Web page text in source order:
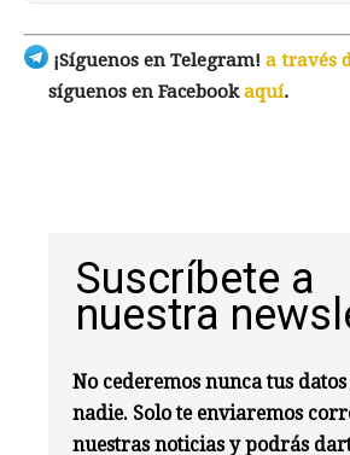
¡Síguenos en Telegram! a través
síguenos en Facebookaquí.
Suscríbete a
nuestra
No cederemos nunca tus
nadie. Solo te enviaremos
nuestras noticias y podrás